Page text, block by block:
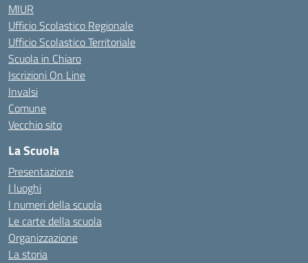
MIUR
Ufficio Scolastico Regionale
Ufficio Scolastico Territoriale
Scuola in Chiaro
Iscrizioni On Line
Invalsi
Comune
Vecchio sito
La Scuola
Presentazione
I luoghi
I numeri della scuola
Le carte della scuola
Organizzazione
La storia